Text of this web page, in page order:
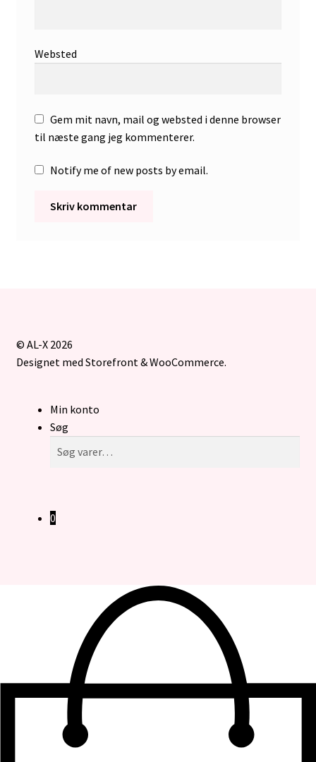
Websted
Gem mit navn, mail og websted i denne browser
til næste gang jeg kommenterer.
Notify me of new posts by email.
© AL-X 2026
Designet med Storefront & WooCommerce.
Min konto
Søg
efter:
0